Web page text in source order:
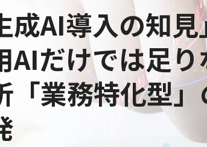
成AI導入の知見
AIだけでは足り
「業務特化型